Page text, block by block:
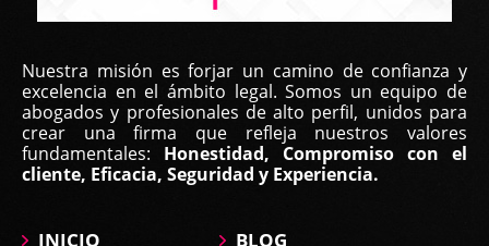
Nuestra misión es forjar un camino de confianza y
excelencia en el ámbito legal. Somos un equipo de
abogados y profesionales de alto perfil, unidos para
crear una firma que refleja nuestros valores
fundamentales: Honestidad, Compromiso con el
cliente, Eficacia, Seguridad y Experiencia.
INICIO
BLOG